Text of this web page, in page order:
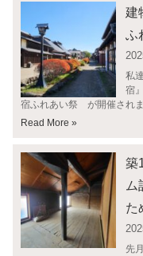
建
ふ
私
宿
宿ふれあい祭 が開催され
Read More »
築
ム
た
先